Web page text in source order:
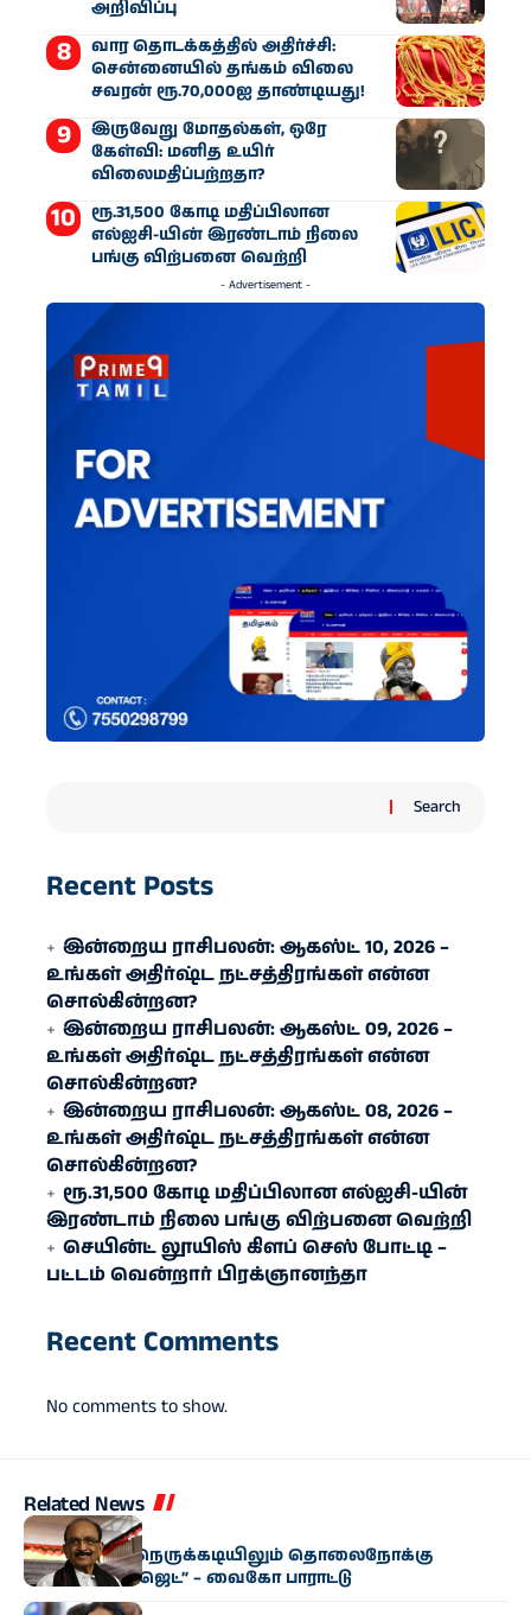
அறிவிப்பு
வார தொடக்கத்தில் அதிர்ச்சி:
சென்னையில் தங்கம் விலை
சவரன் ரூ.70,000ஐ தாண்டியது!
இருவேறு மோதல்கள், ஒரே
கேள்வி: மனித உயிர்
விலைமதிப்பற்றதா?
ரூ.31,500 கோடி மதிப்பிலான
எல்ஐசி-​யின் இரண்​டாம் நிலை
பங்கு விற்பனை வெற்றி
- Advertisement -
Search
Recent Posts
இன்றைய ராசிபலன்: ஆகஸ்ட் 10, 2026 –
உங்கள் அதிர்ஷ்ட நட்சத்திரங்கள் என்ன
சொல்கின்றன?
இன்றைய ராசிபலன்: ஆகஸ்ட் 09, 2026 –
உங்கள் அதிர்ஷ்ட நட்சத்திரங்கள் என்ன
சொல்கின்றன?
இன்றைய ராசிபலன்: ஆகஸ்ட் 08, 2026 –
உங்கள் அதிர்ஷ்ட நட்சத்திரங்கள் என்ன
சொல்கின்றன?
ரூ.31,500 கோடி மதிப்பிலான எல்ஐசி-​யின்
இரண்​டாம் நிலை பங்கு விற்பனை வெற்றி
செயின்ட் லூயிஸ் கிளப் செஸ் போட்டி –
பட்டம் வென்றார் பிரக்ஞானந்தா
Recent Comments
No comments to show.
Related News
அரசியல்
“மிகுந்த நிதி நெருக்கடியிலும் தொலைநோக்கு
வேளாண் பட்ஜெட்” – வைகோ பாராட்டு